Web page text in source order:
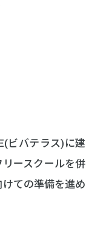
ビバテラス)に建
ースクールを併
ての準備を進め